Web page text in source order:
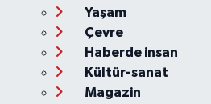
Yaşam
Çevre
Haberde insan
Kültür-sanat
Magazin